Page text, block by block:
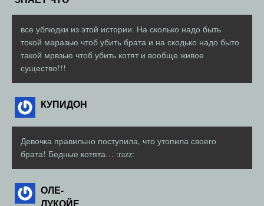
все ублюдки из этой истории. На сколько надо быть
токой маразью чтоб убить брата и на скодько надо быто
такой мрвзью чтоб убить котят и вообще живое
существо!!!
КУПИДОН
Девочка правильно поступила, что утопила своего
брата! Бедные котята… :razz:
ОЛЕ-